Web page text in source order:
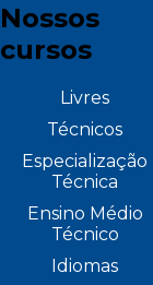
Nossos
cursos
Livres
Técnicos
Especialização
Técnica
Ensino Médio
Técnico
Idiomas